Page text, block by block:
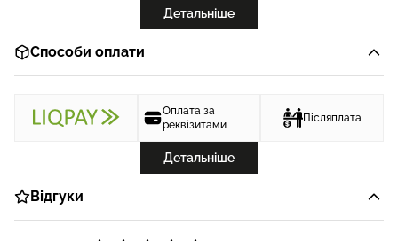
Детальніше
Способи оплати
Оплата за
реквізитами
Післяплата
Детальніше
Відгуки